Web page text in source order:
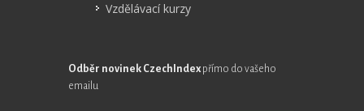
Vzdělávací kurzy
Odběr novinek CzechIndex přímo do vašeho
emailu